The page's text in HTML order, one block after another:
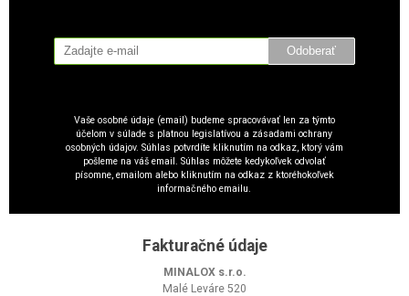
Odoberať
Vaše osobné údaje (email) budeme spracovávať len za týmto
účelom v súlade s platnou legislatívou a zásadami ochrany
osobných údajov. Súhlas potvrdíte kliknutím na odkaz, ktorý vám
pošleme na váš email. Súhlas môžete kedykoľvek odvolať
písomne, emailom alebo kliknutím na odkaz z ktoréhokoľvek
informačného emailu.
Fakturačné údaje
MINALOX s.r.o.
Malé Leváre 520